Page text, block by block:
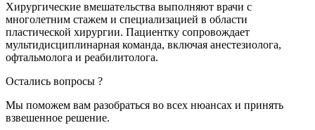
Хирургические вмешательства выполняют врачи с
многолетним стажем и специализацией в области
пластической хирургии. Пациентку сопровождает
мультидисциплинарная команда, включая анестезиолога,
офтальмолога и реабилитолога.
Остались вопросы ?
Мы поможем вам разобраться во всех нюансах и принять
взвешенное решение.